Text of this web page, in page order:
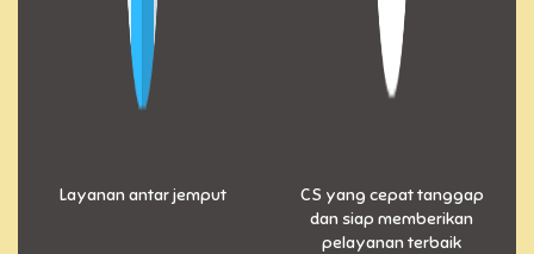
Layanan antar jemput
CS yang cepat tanggap
dan siap memberikan
pelayanan terbaik